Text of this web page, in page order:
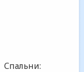
Спальни: